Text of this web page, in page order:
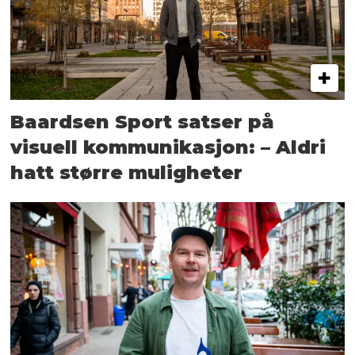
Baardsen Sport satser på
visuell kommunikasjon: – Aldri
hatt større muligheter